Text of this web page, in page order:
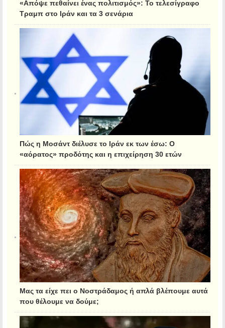
«Απόψε πεθαίνει ένας πολιτισμός»: Το τελεσίγραφο
Τραμπ στο Ιράν και τα 3 σενάρια
Πώς η Μοσάντ διέλυσε το Ιράν εκ των έσω: Ο
«αόρατος» προδότης και η επιχείρηση 30 ετών
Μας τα είχε πει ο Νοστράδαμος ή απλά βλέπουμε αυτά
που θέλουμε να δούμε;